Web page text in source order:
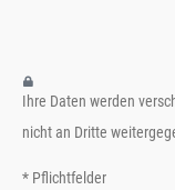
Ihre Daten werden
nicht an Dritte
* Pflichtfelder